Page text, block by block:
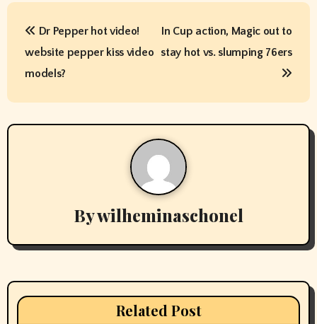
P
t
n
g
a
Dr Pepper hot video!
website pepper kiss video
models?
In Cup action, Magic out to
stay hot vs. slumping 76ers
Bywilheminaschonel
Related Post